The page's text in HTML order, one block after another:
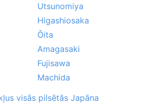
Utsunomiya
Higashiosaka
Ōita
Amagasaki
Fujisawa
Machida
visās pilsētās Japāna